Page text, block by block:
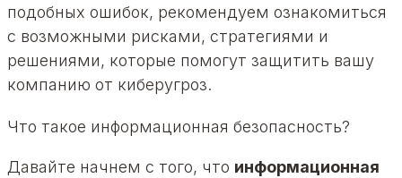
подобных ошибок, рекомендуем ознакомиться
с возможными рисками, стратегиями и
решениями, которые помогут защитить вашу
компанию от киберугроз.
Что такое информационная безопасность?
Давайте начнем с того, что информационная